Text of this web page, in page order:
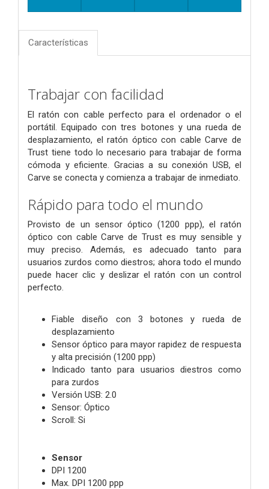
Características
Trabajar con facilidad
El ratón con cable perfecto para el ordenador o el
portátil. Equipado con tres botones y una rueda de
desplazamiento, el ratón óptico con cable Carve de
Trust tiene todo lo necesario para trabajar de forma
cómoda y eficiente. Gracias a su conexión USB, el
Carve se conecta y comienza a trabajar de inmediato.
Rápido para todo el mundo
Provisto de un sensor óptico (1200 ppp), el ratón
óptico con cable Carve de Trust es muy sensible y
muy preciso. Además, es adecuado tanto para
usuarios zurdos como diestros; ahora todo el mundo
puede hacer clic y deslizar el ratón con un control
perfecto.
Fiable diseño con 3 botones y rueda de
desplazamiento
Sensor óptico para mayor rapidez de respuesta
y alta precisión (1200 ppp)
Indicado tanto para usuarios diestros como
para zurdos
Versión USB: 2.0
Sensor: Óptico
Scroll: Si
Sensor
DPI 1200
Max. DPI 1200 ppp